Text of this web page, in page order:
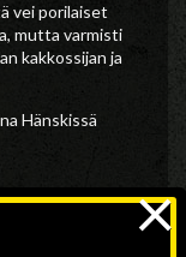
vei porilaiset
mutta varmisti
kakkossijan ja
Hänskissä
klo
×